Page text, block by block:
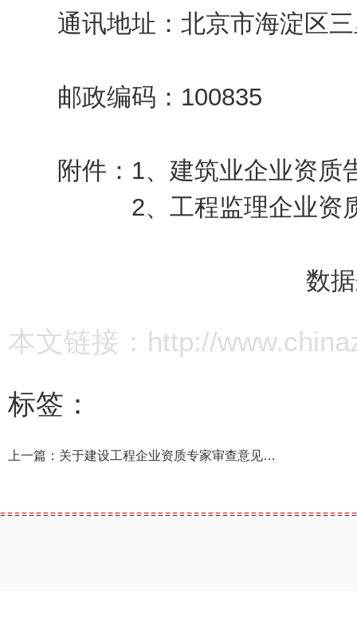
通讯地址：北京市海淀区三
邮政编码：100835
附件：1、 建筑业企业资质
2、 工程监理企业资
数
本文链接：http://
标签：
上一篇： 关于建设工程企业资质专家审查意见的公示